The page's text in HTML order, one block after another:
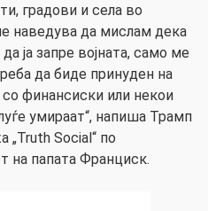
градови и села во
наведува да мислам дека
ја запре војната, само ме
да биде принуден на
финансиски или некои
умираат“, напиша Трамп
„Truth Social“ по
на папата Франциск.